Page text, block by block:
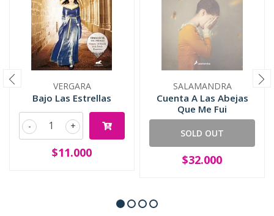
VERGARA
Bajo Las Estrellas
+
-
$11.000
SALAMANDRA
Cuenta A Las Abejas
Que Me Fui
SOLD OUT
$32.000